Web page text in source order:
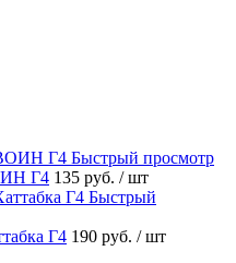
Быстрый просмотр
Г4 135 руб. / шт
Быстрый
Г4 190 руб. / шт